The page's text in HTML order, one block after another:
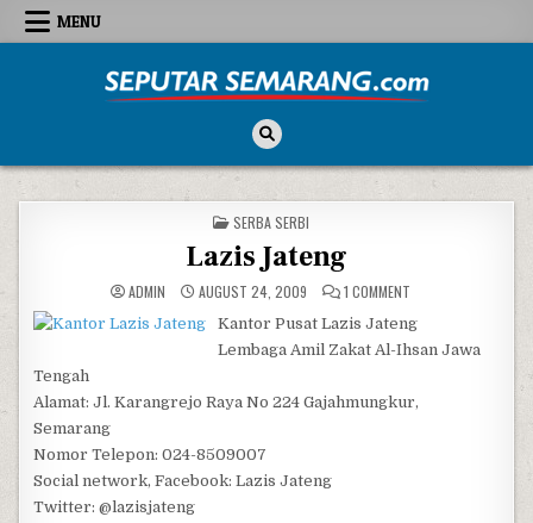
Skip to content
MENU
POSTED IN
SERBA SERBI
Lazis Jateng
ADMIN AUGUST 24, 2009 1 COMMENT
Kantor Pusat Lazis Jateng
Lembaga Amil Zakat Al-Ihsan Jawa
Tengah
Alamat: Jl. Karangrejo Raya No 224 Gajahmungkur,
Semarang
Nomor Telepon: 024-8509007
Social network, Facebook: Lazis Jateng
Twitter: @lazisjateng